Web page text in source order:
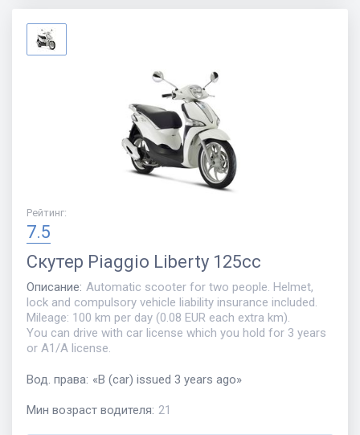
Рейтинг:
7.5
Скутер Piaggio Liberty 125cc
Описание: Automatic scooter for two people. Helmet,
lock and compulsory vehicle liability insurance included.
Mileage: 100 km per day (0.08 EUR each extra km).
You can drive with car license which you hold for 3 years
or A1/A license.
Вод. права: «B (car) issued 3 years ago»
Мин возраст водителя: 21